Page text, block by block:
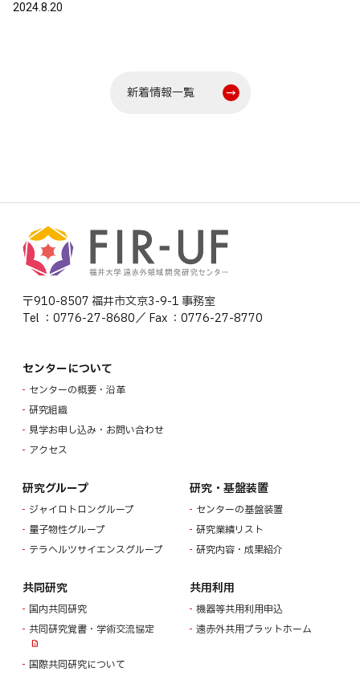
2024.8.20
新着情報一覧
〒910-8507 福井市文京3-9-1 事務室
Tel ：0776-27-8680／ Fax ：0776-27-8770
センターについて
センターの概要・沿革
研究組織
見学お申し込み・お問い合わせ
アクセス
研究グループ
ジャイロトロングループ
量子物性グループ
テラヘルツサイエンスグループ
研究・基盤装置
センターの基盤装置
研究業績リスト
研究内容・成果紹介
共同研究
国内共同研究
共同研究覚書・学術交流協定
国際共同研究について
共用利用
機器等共用利用申込
遠赤外共用プラットホーム